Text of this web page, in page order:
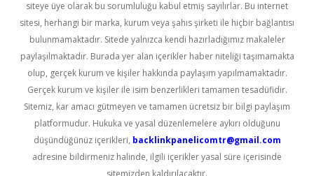
siteye üye olarak bu sorumluluğu kabul etmiş sayılırlar. Bu internet
sitesi, herhangi bir marka, kurum veya şahıs şirketi ile hiçbir bağlantısı
bulunmamaktadır. Sitede yalnızca kendi hazırladığımız makaleler
paylaşılmaktadır. Burada yer alan içerikler haber niteliği taşımamakta
olup, gerçek kurum ve kişiler hakkında paylaşım yapılmamaktadır.
Gerçek kurum ve kişiler ile isim benzerlikleri tamamen tesadüfidir.
Sitemiz, kar amacı gütmeyen ve tamamen ücretsiz bir bilgi paylaşım
platformudur. Hukuka ve yasal düzenlemelere aykırı olduğunu
düşündüğünüz içerikleri, backlinkpanelicomtr@gmail.com
adresine bildirmeniz halinde, ilgili içerikler yasal süre içerisinde
sitemizden kaldırılacaktır.